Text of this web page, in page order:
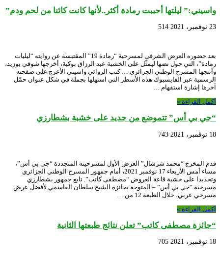
واسيني:” ليلتها أحببت رمادة أكثر..لأنها كانت كائنا من لحم ودم”
23 نوفمبر، 2021 514
بعد حضوره العرض الشرفي لمسرحية “رمادة 19” المقتبسة عن روايته “ليليات
رمادة”، التي حول نصها ليمثّل على الخشبة عبد الرزاق بوكبة، أخرجها شوقي بوزيد،
وأنتجها المسرح الوطني الجزائري … كتب الروائي واسيني الأعرج على صفحته
الرسمية عبر الفايسبوك هذه الأسطر التي استهلها بجملة في شكل عنوان حمّل
آخرها إشارة استفهام …
أكمل القراءة »
“جي بي أس” تتموضع من جديد على خشبة بشطارزي
18 نوفمبر، 2021 743
قدم المخرج “محمد شرشال” العرض الأول لمسرحيته المتجددة “جي بي أس”،
مساء أمس الأربعاء 17 نوفمبر 2021، أمام جمهور المسرح الوطني الجزائري
وتحديدا على خشبة قاعة العروض “مصطفى كاتب”. تابع جمهور بشطارزي
مسرحية “جي بي أس” – المتوجة بجائزة الشيخ سلطان القاسمي لأفضل عرض
مسرحي عربي، خلال الطبعة 12 من …
أكمل القراءة »
“جائزة مصطفى كاتب” تعلن نتائج طبعتها الثانية
18 نوفمبر، 2021 705